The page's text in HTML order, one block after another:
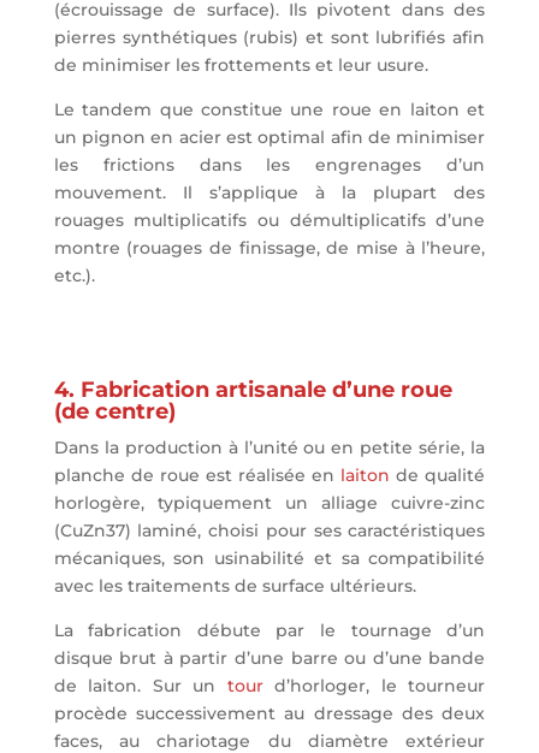
(écrouissage de surface). Ils pivotent dans des
pierres synthétiques (rubis) et sont lubrifiés afin
de minimiser les frottements et leur usure.
Le tandem que constitue une roue en laiton et
un pignon en acier est optimal afin de minimiser
les frictions dans les engrenages d’un
mouvement. Il s’applique à la plupart des
rouages multiplicatifs ou démultiplicatifs d’une
montre (rouages de finissage, de mise à l’heure,
etc.).
4. Fabrication artisanale d’une roue
(de centre)
Dans la production à l’unité ou en petite série, la
planche de roue est réalisée en laiton de qualité
horlogère, typiquement un alliage cuivre-zinc
(CuZn37) laminé, choisi pour ses caractéristiques
mécaniques, son usinabilité et sa compatibilité
avec les traitements de surface ultérieurs.
La fabrication débute par le tournage d’un
disque brut à partir d’une barre ou d’une bande
de laiton. Sur un tourd’horloger, le tourneur
procède successivement au dressage des deux
faces, au chariotage du diamètre extérieur